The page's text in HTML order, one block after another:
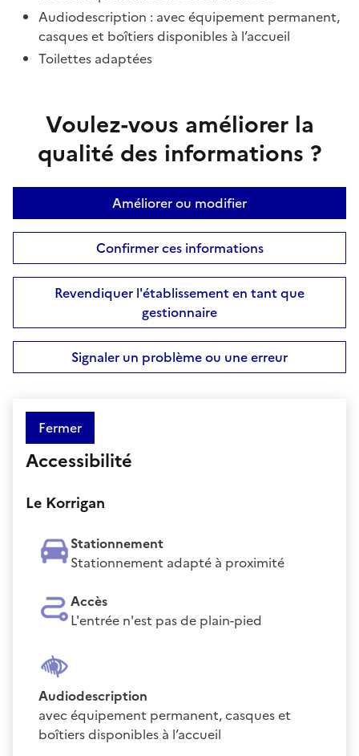
Audiodescription : avec équipement permanent,
casques et boîtiers disponibles à l’accueil
Toilettes adaptées
Voulez-vous améliorer la
qualité des informations ?
Améliorer ou modifier
Confirmer ces informations
Revendiquer l'établissement en tant que
gestionnaire
Signaler un problème ou une erreur
Fermer
Accessibilité
Le Korrigan
Stationnement
Stationnement adapté à proximité
Accès
L'entrée n'est pas de plain-pied
Audiodescription
avec équipement permanent, casques et
boîtiers disponibles à l’accueil